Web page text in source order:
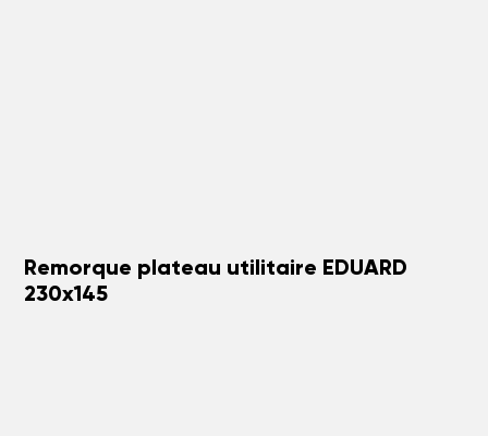
Remorque plateau utilitaire EDUARD
230x145